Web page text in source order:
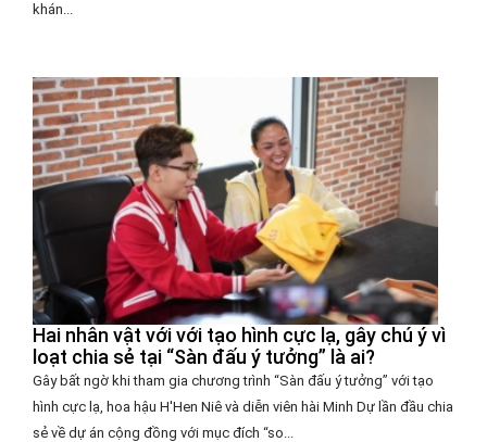
khán...
Hai nhân vật với với tạo hình cực lạ, gây chú ý vì
loạt chia sẻ tại “Sàn đấu ý tưởng” là ai?
Gây bất ngờ khi tham gia chương trình “Sàn đấu ý tưởng” với tạo
hình cực lạ, hoa hậu H'Hen Niê và diễn viên hài Minh Dự lần đầu chia
sẻ về dự án cộng đồng với mục đích “so...